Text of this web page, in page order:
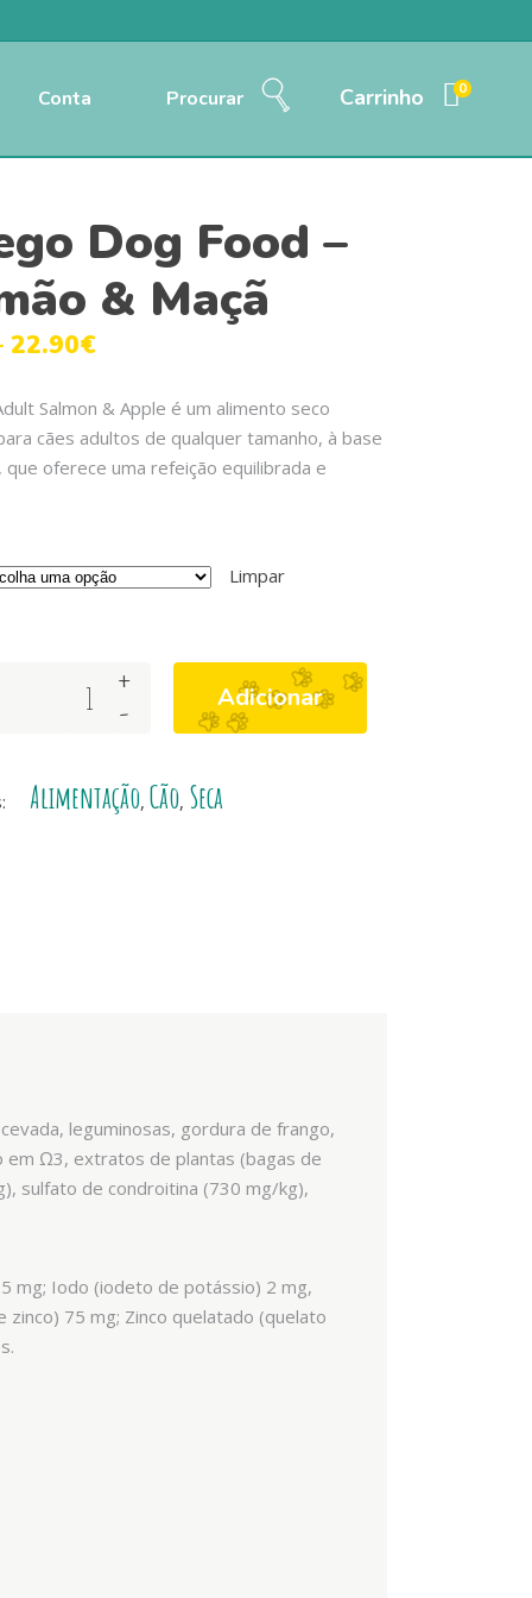
Conta Procurar Carrinho 0
Dog Food –
& Maçã
22.90€
Salmon & Apple é um alimento seco
cães adultos de qualquer tamanho, à base
que oferece uma refeição equilibrada e
Limpar
-
+ Adicionar
Alimentação, Cão, Seca
leguminosas, gordura de frango,
em Ω3, extratos de plantas (bagas de
sulfato de condroitina (730 mg/kg),
mg; Iodo (iodeto de potássio) 2 mg,
75 mg; Zinco quelatado (quelato